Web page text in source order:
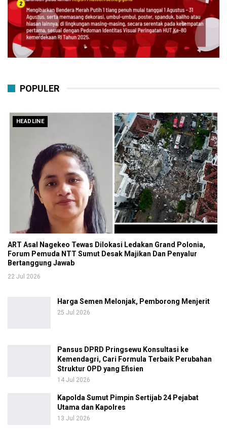
POPULER
HEADLINE
ART Asal Nagekeo Tewas Dilokasi Ledakan Grand Polonia,
Forum Pemuda NTT Sumut Desak Majikan Dan Penyalur
Bertanggung Jawab
22 Jul 2026
Harga Semen Melonjak, Pemborong Menjerit
25 Jul 2026
Pansus DPRD Pringsewu Konsultasi ke
Kemendagri, Cari Formula Terbaik Perubahan
Struktur OPD yang Efisien
14 Jul 2026
Kapolda Sumut Pimpin Sertijab 24 Pejabat
Utama dan Kapolres
13 Jul 2026